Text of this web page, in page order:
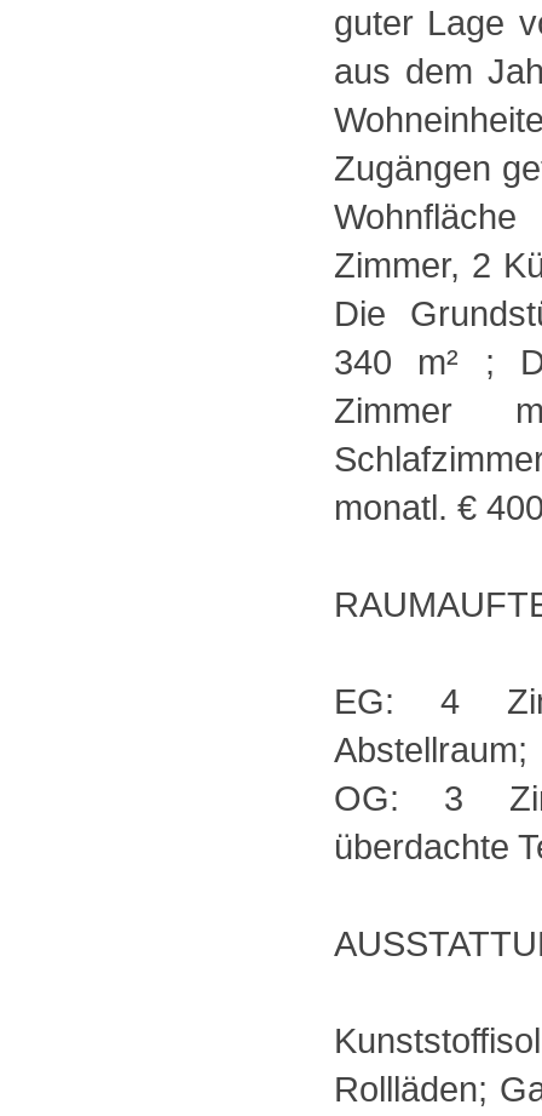
guter Lage
aus dem
Zugängen
Zimmer, 2
Die
340 m² ;
Zimmer
monatl. €
EG: 4
Abstellraum;
OG: 3
überdachte
Rollläden;